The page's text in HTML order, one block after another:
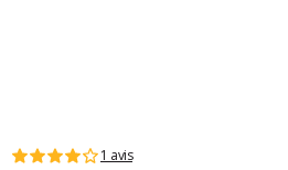
1 avis